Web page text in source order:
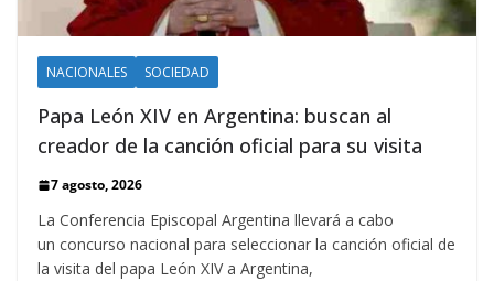
NACIONALES SOCIEDAD
Papa León XIV en Argentina: buscan al
creador de la canción oficial para su visita
7 agosto, 2026
La Conferencia Episcopal Argentina llevará a cabo
un concurso nacional para seleccionar la canción oficial de
la visita del papa León XIV a Argentina,